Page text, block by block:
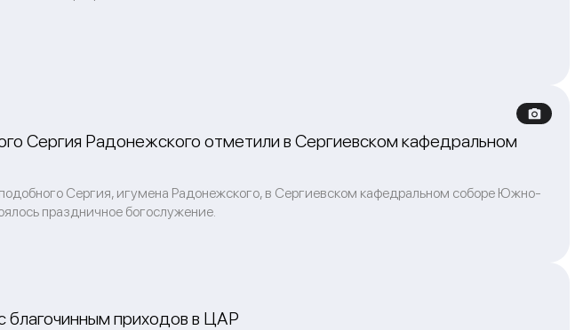
Сергия Радонежского отметили в Сергиевском кафедральном
Сергия, игумена Радонежского, в Сергиевском кафедральном соборе Южно-
праздничное богослужение.
благочинным приходов в ЦАР